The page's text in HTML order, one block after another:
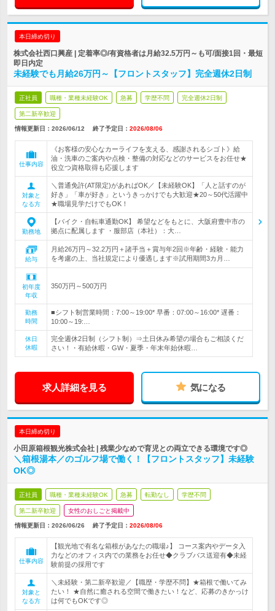
本日締め切り
株式会社西口興産 | 定着率◎/有資格者は月給32.5万円～も可/面接1回・最短
即日内定
未経験でも月給26万円～【フロントスタッフ】完全週休2日制
正社員 職種・業種未経験OK 急募 学歴不問 完全週休2日制
第二新卒歓迎
情報更新日：2026/06/12 終了予定日： 2026/08/06
仕事内容
《お客様の安心なカーライフを支える、感謝されるシゴト》給
油・洗車のご案内や点検・整備の対応などのサービスをお任せ★
役立つ資格取得も応援します
対象と
なる方
＼普通免許(AT限定)があればOK／【未経験OK】「人と話すのが
好き」「車が好き」というきっかけでも大歓迎★20～50代活躍中
★職場見学だけでもOK！
勤務地
【バイク・自転車通勤OK】 希望などをもとに、大阪府豊中市の
拠点に配属します ・服部店（本社）：大…
給与
月給26万円～32.2万円＋諸手当＋賞与年2回※年齢・経験・能力
を考慮の上、当社規定により優遇します※試用期間3カ月…
初年度
年収
350万円～500万円
勤務
時間
■シフト制営業時間：7:00～19:00* 早番：07:00～16:00* 遅番：
10:00～19:…
休日
休暇
完全週休2日制（シフト制）⇒土日休み希望の場合もご相談くだ
さい！・有給休暇・GW・夏季・年末年始休暇…
求人詳細を見る 気になる
本日締め切り
小田原箱根観光株式会社 | 残業少なめで育児との両立できる環境です◎
＼箱根湯本／のゴルフ場で働く！【フロントスタッフ】未経験
OK◎
正社員 職種・業種未経験OK 急募 転勤なし 学歴不問
第二新卒歓迎 女性のおしごと掲載中
情報更新日：2026/06/26 終了予定日： 2026/08/06
仕事内容
【観光地で有名な箱根があなたの職場♪】 コース案内やデータ入
力などのオフィス内での業務をお任せ◆クラブバス送迎有◆未経
験前提の採用です
対象と
なる方
＼未経験・第二新卒歓迎／【職歴・学歴不問】★箱根で働いてみ
たい！ ★自然に癒される空間で働きたい！など、応募のきかっけ
は何でもOKです◎